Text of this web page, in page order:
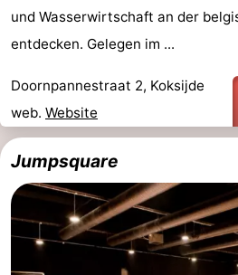
und Wasserwirtschaft an der
entdecken. Gelegen im ...
Doornpannestraat 2, Koksijde
web. Website
Jumpsquare